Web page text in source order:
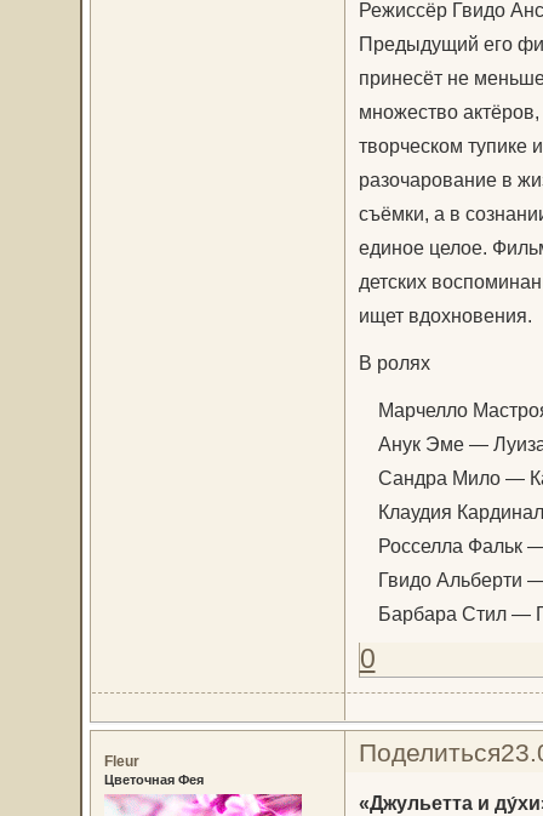
Режиссёр Гвидо
Предыдущий его
принесёт не
множество
творческом тупике
разочарование в
съёмки, а в
единое целое.
детских
ищет вдохновения.
В ролях
Марчелло
Анук Эме —
Сандра Мило —
Клаудия
Росселла Фальк
Гвидо Альберти
Барбара Стил —
0
Поделиться
Fleur
Цветочная Фея
«Джульетта и